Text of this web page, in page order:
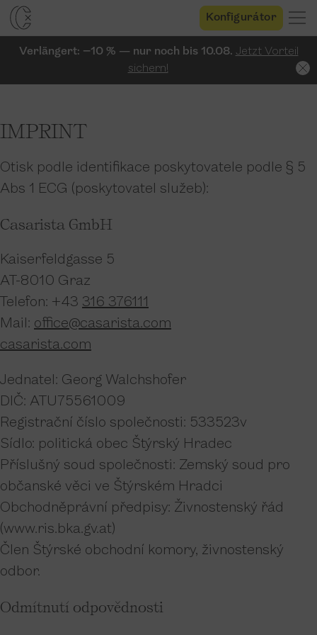
Konfigurátor
Verlängert: −10 % — nur noch bis 10.08. Jetzt Vorteil
sichern!
IMPRINT
Otisk podle identifikace poskytovatele podle § 5
Abs 1 ECG (poskytovatel služeb):
Casarista GmbH
Kaiserfeldgasse 5
AT-8010 Graz
Telefon: +43 316 376111
Mail: office@casarista.com
casarista.com
Jednatel: Georg Walchshofer
DIČ: ATU75561009
Registrační číslo společnosti: 533523v
Sídlo: politická obec Štýrský Hradec
Příslušný soud společnosti: Zemský soud pro
občanské věci ve Štýrském Hradci
Obchodněprávní předpisy: Živnostenský řád
(www.ris.bka.gv.at)
Člen Štýrské obchodní komory, živnostenský
odbor.
Odmítnutí odpovědnosti